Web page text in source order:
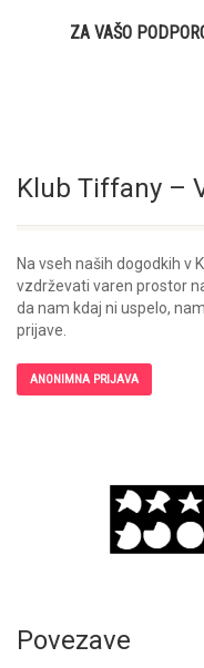
ZA VAŠO
Klub Tiffany –
Na vseh naših dogodkih v
vzdrževati varen prostor
da nam kdaj ni uspelo,
prijave.
ANONIMNA PRIJAVA
Povezave